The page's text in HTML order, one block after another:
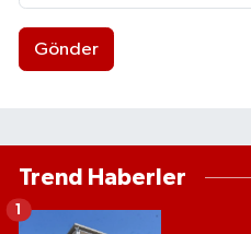
Gönder
Trend Haberler
1